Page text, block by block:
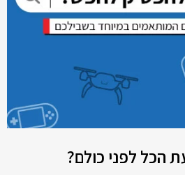
הכל לפני כולם?